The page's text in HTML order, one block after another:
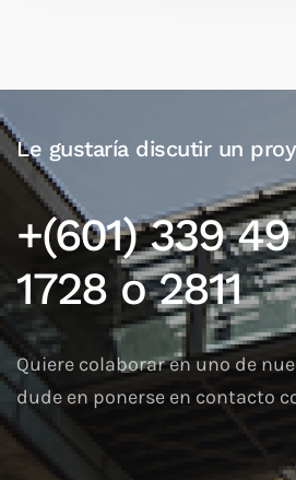
Le gustaría discutir un
+(601) 339
1728 o 2811
Quiere colaborar en uno de
dude en ponerse en contacto